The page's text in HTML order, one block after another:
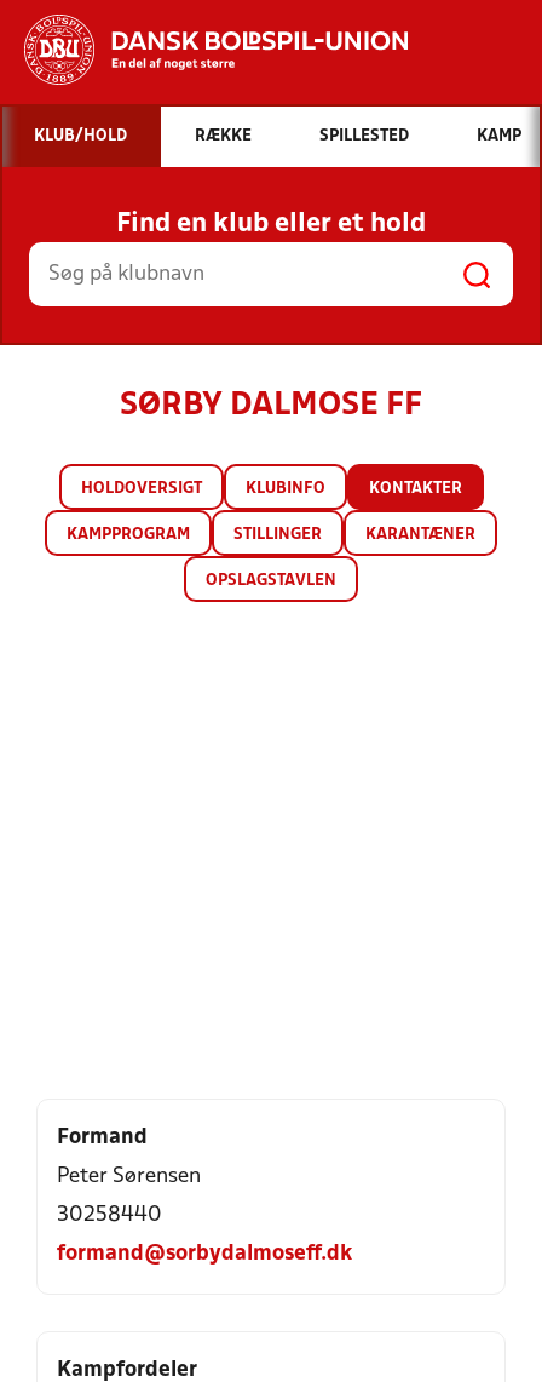
Hvad vil du søge efter?
INDHOLD OG NYHEDER
STILLINGER, RESULTATER, KLUBBER OG
HOLD
KLUB/HOLD RÆKKE SPILLESTED KAMP
Find en klub eller et hold
SØRBY DALMOSE FF
HOLDOVERSIGT KLUBINFO KONTAKTER
KAMPPROGRAM STILLINGER KARANTÆNER
OPSLAGSTAVLEN
Formand
Peter Sørensen
30258440
formand@sorbydalmoseff.dk
Kampfordeler